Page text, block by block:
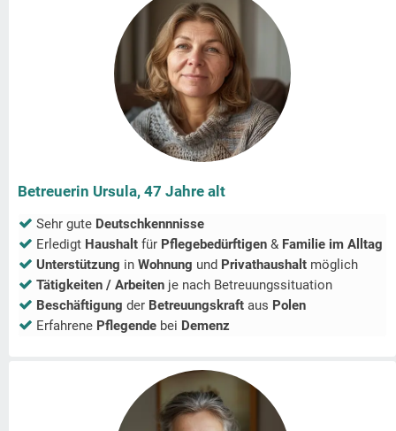
Betreuerin Ursula, 47 Jahre alt
Sehr gute Deutschkennnisse
Erledigt Haushalt für Pflegebedürftigen & Familie im Alltag
Unterstützung in Wohnung und Privathaushalt möglich
Tätigkeiten / Arbeiten je nach Betreuungssituation
Beschäftigung der Betreuungskraft aus Polen
Erfahrene Pflegende bei Demenz